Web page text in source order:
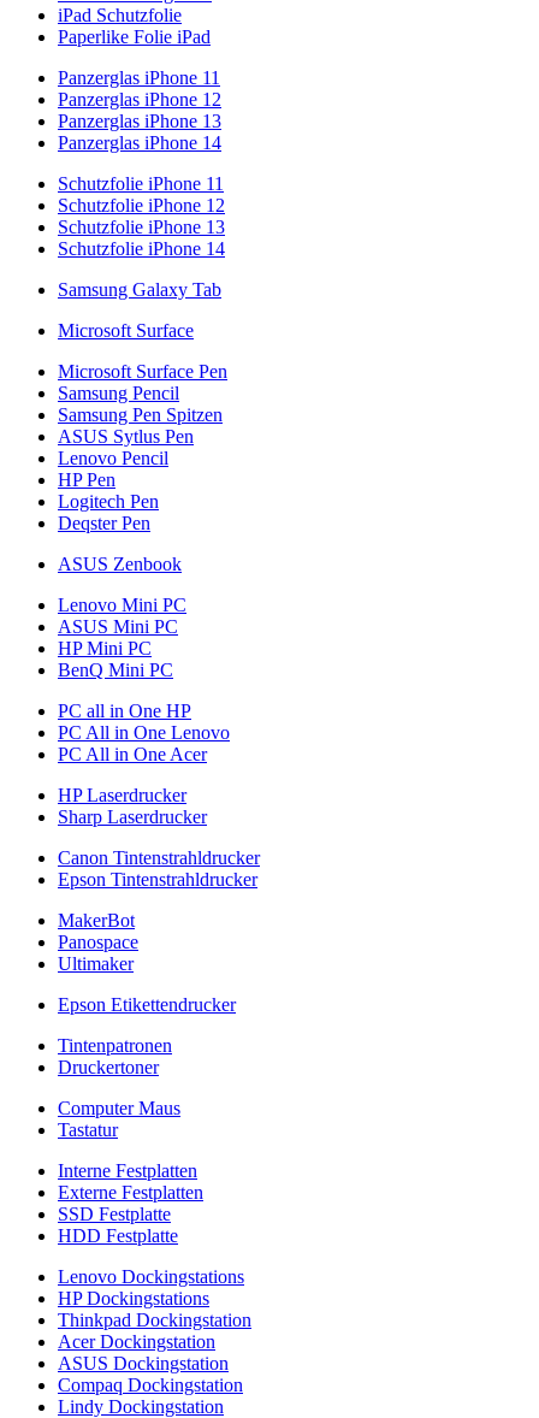
iPad Schutzfolie
Paperlike Folie iPad
Panzerglas iPhone 11
Panzerglas iPhone 12
Panzerglas iPhone 13
Panzerglas iPhone 14
Schutzfolie iPhone 11
Schutzfolie iPhone 12
Schutzfolie iPhone 13
Schutzfolie iPhone 14
Samsung Galaxy Tab
Microsoft Surface
Microsoft Surface Pen
Samsung Pencil
Samsung Pen Spitzen
ASUS Sytlus Pen
Lenovo Pencil
HP Pen
Logitech Pen
Deqster Pen
ASUS Zenbook
Lenovo Mini PC
ASUS Mini PC
HP Mini PC
BenQ Mini PC
PC all in One HP
PC All in One Lenovo
PC All in One Acer
HP Laserdrucker
Sharp Laserdrucker
Canon Tintenstrahldrucker
Epson Tintenstrahldrucker
MakerBot
Panospace
Ultimaker
Epson Etikettendrucker
Tintenpatronen
Druckertoner
Computer Maus
Tastatur
Interne Festplatten
Externe Festplatten
SSD Festplatte
HDD Festplatte
Lenovo Dockingstations
HP Dockingstations
Thinkpad Dockingstation
Acer Dockingstation
ASUS Dockingstation
Compaq Dockingstation
Lindy Dockingstation